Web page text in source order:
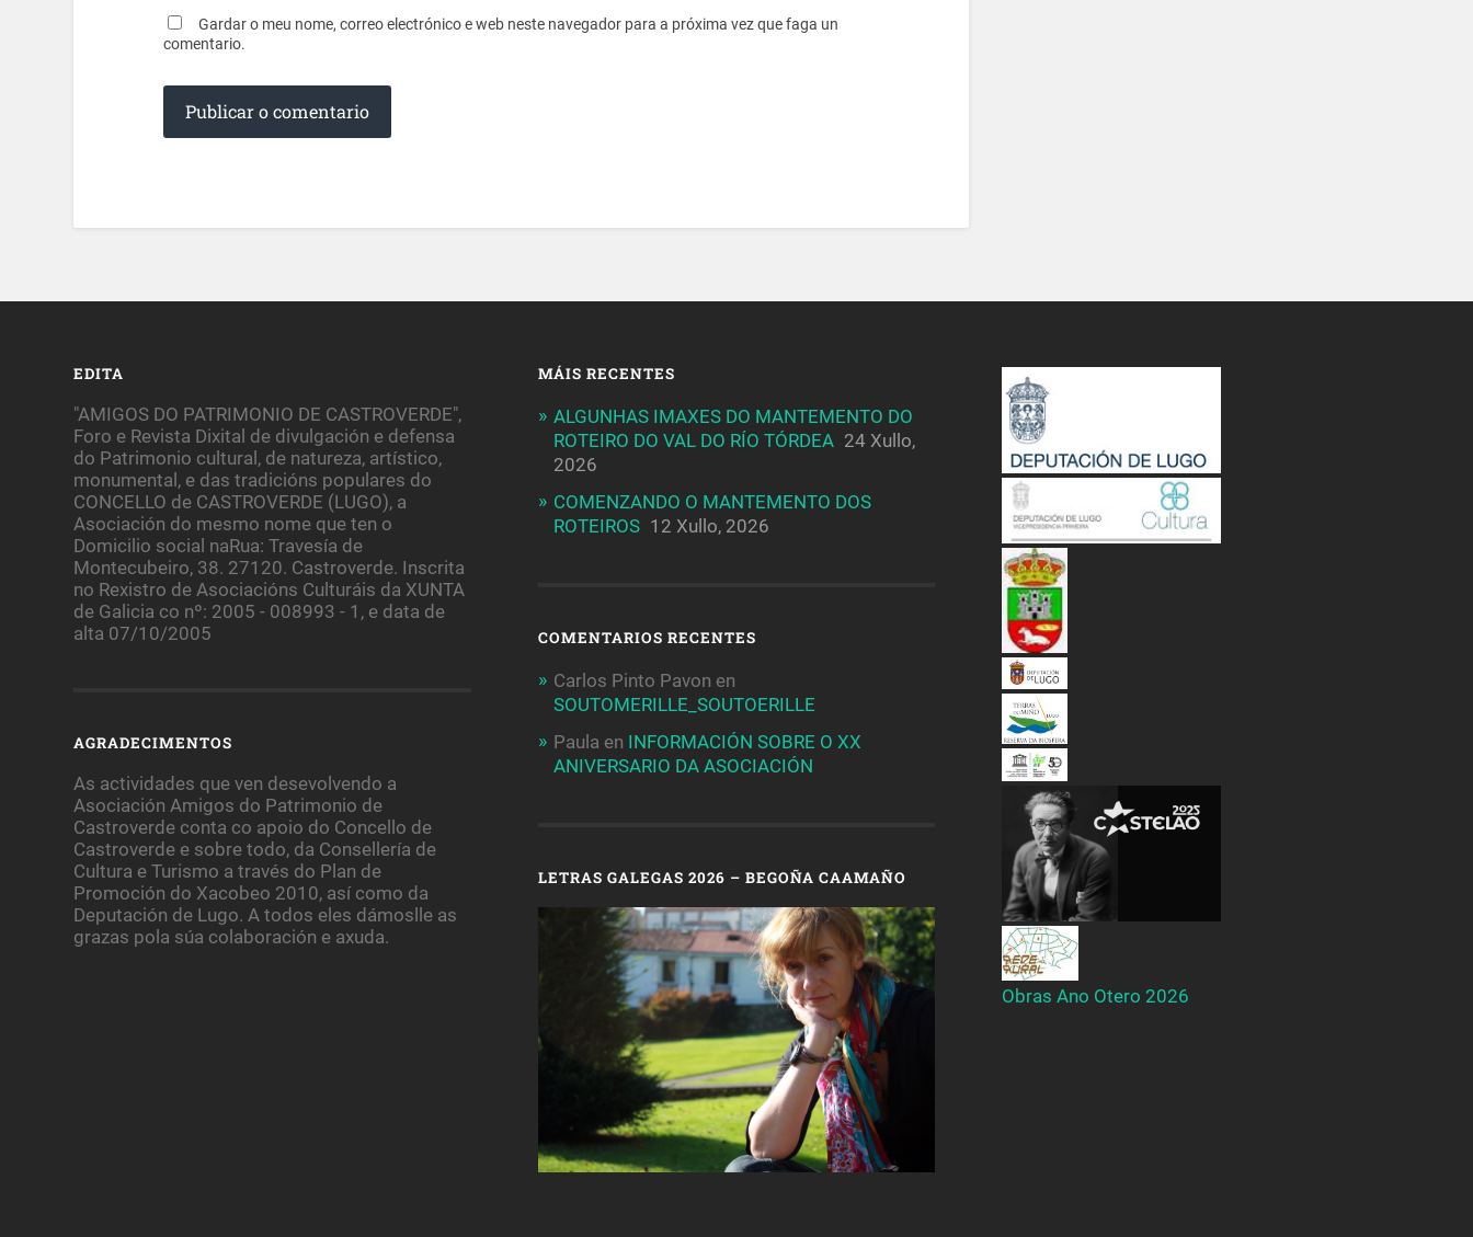
Gardar o meu nome, correo electrónico e web neste navegador para a próxima vez que faga un
comentario.
EDITA
"AMIGOS DO PATRIMONIO DE CASTROVERDE",
Foro e Revista Dixital de divulgación e defensa
do Patrimonio cultural, de natureza, artístico,
monumental, e das tradicións populares do
CONCELLO de CASTROVERDE (LUGO), a
Asociación do mesmo nome que ten o
Domicilio social naRua: Travesía de
Montecubeiro, 38. 27120. Castroverde. Inscrita
no Rexistro de Asociacións Culturáis da XUNTA
de Galicia co nº: 2005 - 008993 - 1, e data de
alta 07/10/2005
AGRADECIMENTOS
As actividades que ven desevolvendo a
Asociación Amigos do Patrimonio de
Castroverde conta co apoio do Concello de
Castroverde e sobre todo, da Consellería de
Cultura e Turismo a través do Plan de
Promoción do Xacobeo 2010, así como da
Deputación de Lugo. A todos eles dámoslle as
grazas pola súa colaboración e axuda.
MÁIS RECENTES
ALGUNHAS IMAXES DO MANTEMENTO DO
ROTEIRO DO VAL DO RÍO TÓRDEA 24 Xullo,
2026
COMENZANDO O MANTEMENTO DOS
ROTEIROS 12 Xullo, 2026
COMENTARIOS RECENTES
Carlos Pinto Pavon en
SOUTOMERILLE_SOUTOERILLE
Paula en INFORMACIÓN SOBRE O XX
ANIVERSARIO DA ASOCIACIÓN
LETRAS GALEGAS 2026 – BEGOÑA CAAMAÑO
Obras Ano Otero 2026